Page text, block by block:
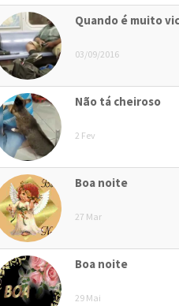
Quando é muito
03/09/2016
Não tá cheiroso
2 Fev
Boa noite
27 Mar
Boa noite
29 Mai